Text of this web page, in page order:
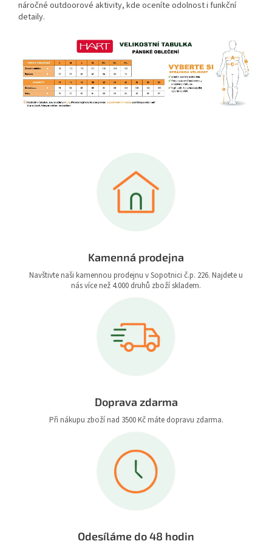
náročné outdoorové aktivity, kde oceníte odolnost i funkční
detaily.
Kamenná prodejna
Navštivte naši kamennou prodejnu v Sopotnici č.p. 226. Najdete u
nás více než 4.000 druhů zboží skladem.
Doprava zdarma
Při nákupu zboží nad 3500 Kč máte dopravu zdarma.
Odesíláme do 48 hodin